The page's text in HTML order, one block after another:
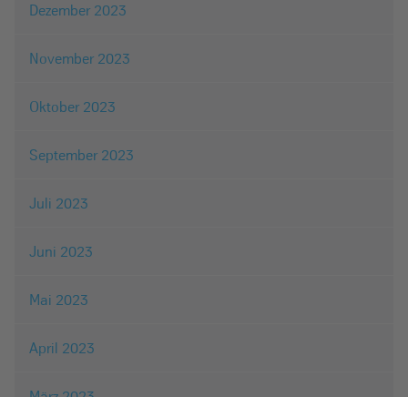
Dezember 2023
November 2023
Oktober 2023
September 2023
Juli 2023
Juni 2023
Mai 2023
April 2023